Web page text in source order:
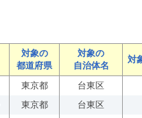
対象の
都道府県
対象の
自治体名
対
東京都 台東区
東京都 台東区